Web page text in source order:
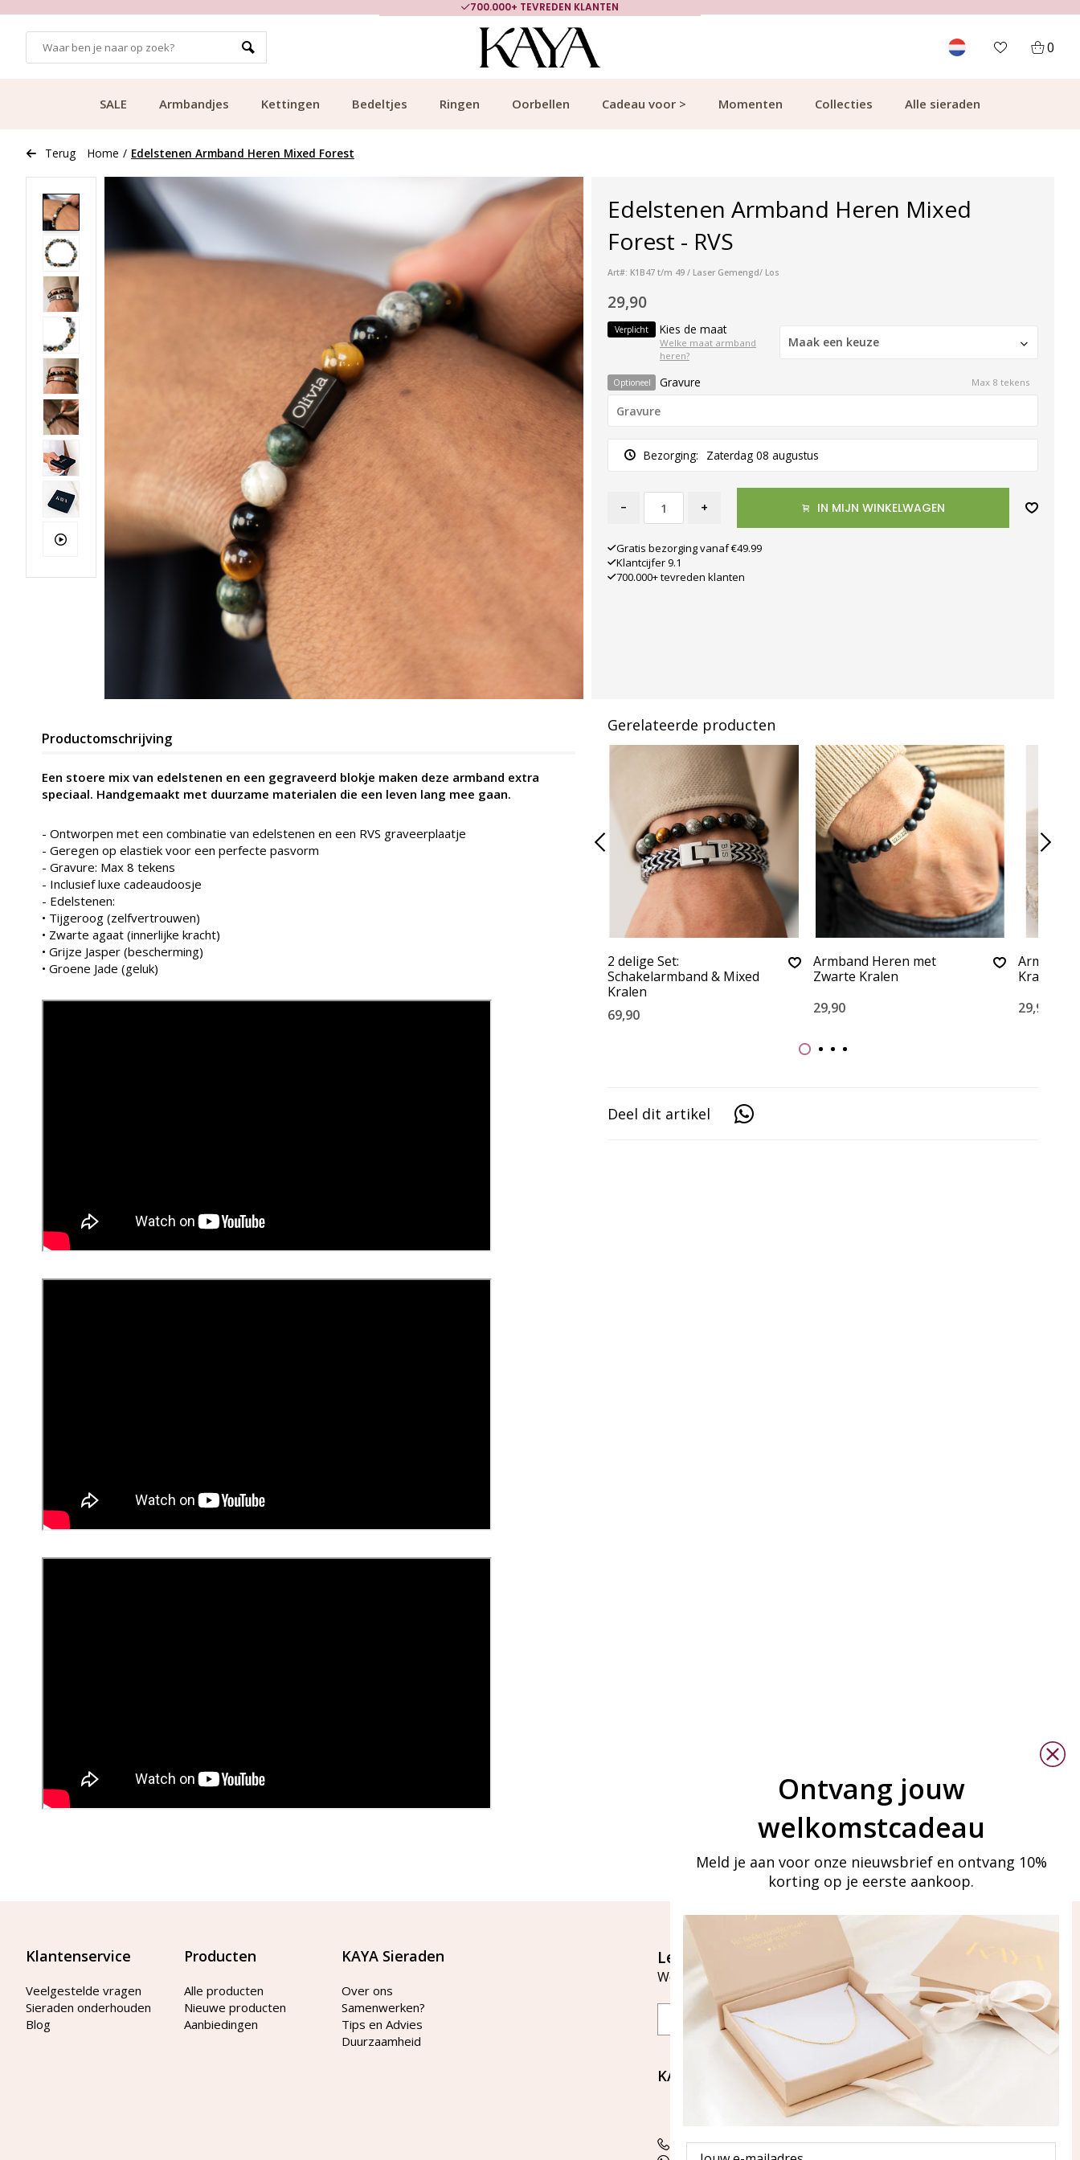
700.000+ TEVREDEN KLANTEN
0
SALE Armbandjes Kettingen Bedeltjes Ringen Oorbellen Cadeau voor > Momenten Collecties Alle sieraden
Terug Home / Edelstenen Armband Heren Mixed Forest
Edelstenen Armband Heren Mixed
Forest - RVS
Art#: K1B47 t/m 49 / Laser Gemengd/ Los
29,90
Verplicht Kies de maat
Welke maat armband
heren?
Maak een keuze
Optioneel Gravure Max 8 tekens
Bezorging: Zaterdag 08 augustus
- + IN MIJN WINKELWAGEN
Gratis bezorging vanaf €49.99
Klantcijfer 9.1
700.000+ tevreden klanten
Productomschrijving
Een stoere mix van edelstenen en een gegraveerd blokje maken deze armband extra
speciaal. Handgemaakt met duurzame materialen die een leven lang mee gaan.
- Ontworpen met een combinatie van edelstenen en een RVS graveerplaatje
- Geregen op elastiek voor een perfecte pasvorm
- Gravure: Max 8 tekens
- Inclusief luxe cadeaudoosje
- Edelstenen:
• Tijgeroog (zelfvertrouwen)
• Zwarte agaat (innerlijke kracht)
• Grijze Jasper (bescherming)
• Groene Jade (geluk)
Gerelateerde producten
2 delige Set:
Schakelarmband & Mixed
Kralen
69,90
Armband Heren met
Zwarte Kralen
29,90
Armband
Kralen
29,90
Deel dit artikel
Klantenservice
Veelgestelde vragen
Sieraden onderhouden
Blog
Producten
Alle producten
Nieuwe producten
Aanbiedingen
KAYA Sieraden
Over ons
Samenwerken?
Tips en Advies
Duurzaamheid
Let's stay in touch
Word lid van onze mailinglijst
KAYA Sieraden
Bellen of WhatsApp Ma-Vr
tussen 09:00-17:00
Tel: 085 000 31 87
Ontvang jouw
welkomstcadeau
Meld je aan voor onze nieuwsbrief en ontvang 10%
korting op je eerste aankoop.
Email